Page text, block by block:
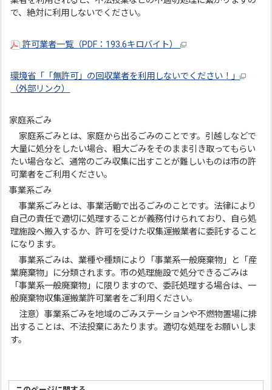
で、絶対に利用しないでください。
許可業者一覧（PDF：193.6キロバイト）
環境省「「無許可」の回収業者を利用しないでください！」
（外部リンク）
家庭系ごみ
家庭系ごみとは、家庭から出るごみのことです。引越しなどで
大量に処分をしたい場合、粗大ごみをそのまま引き取ってもらい
たい場合など、通常のごみ収集に出すことが難しいものは市の許
可業者をご利用ください。
事業系ごみ
事業系ごみとは、事業活動で出るごみのことです。法律により
自己の責任で適切に処理することが義務付けられており、自ら処
理施設へ搬入するか、許可を受けた収集運搬業者に委託すること
になります。
事業系ごみは、業種や種類により「事業系一般廃棄物」と「産
業廃棄物」に分類されます。市の処理施設で処分できるごみは
「事業系一般廃棄物」に限りますので、委託処理する場合は、一
般廃棄物収集運搬業許可業者をご利用ください。
注意）事業系ごみを地域のごみステーションや不燃物置場に排
出することは、不法投棄にあたります。適切な処理をお願いしま
す。